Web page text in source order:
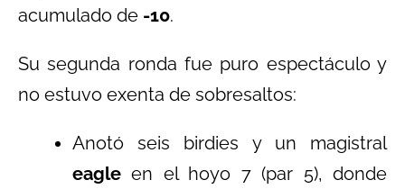
acumulado de -10.
Su segunda ronda fue puro espectáculo y
no estuvo exenta de sobresaltos:
Anotó seis birdies y un magistral
eagle en el hoyo 7 (par 5), donde